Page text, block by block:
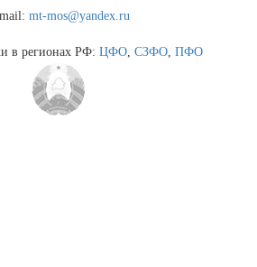
mt-mos@yandex.ru
в регионах РФ: ЦФО, СЗФО, ПФО